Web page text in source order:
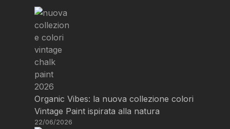
Organic Vibes: la nuova collezione colori
Vintage Paint ispirata alla natura
22/06/2026